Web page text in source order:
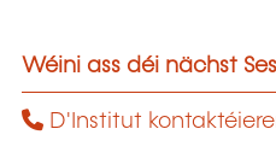
Wéini ass déi nächst
D'Institut